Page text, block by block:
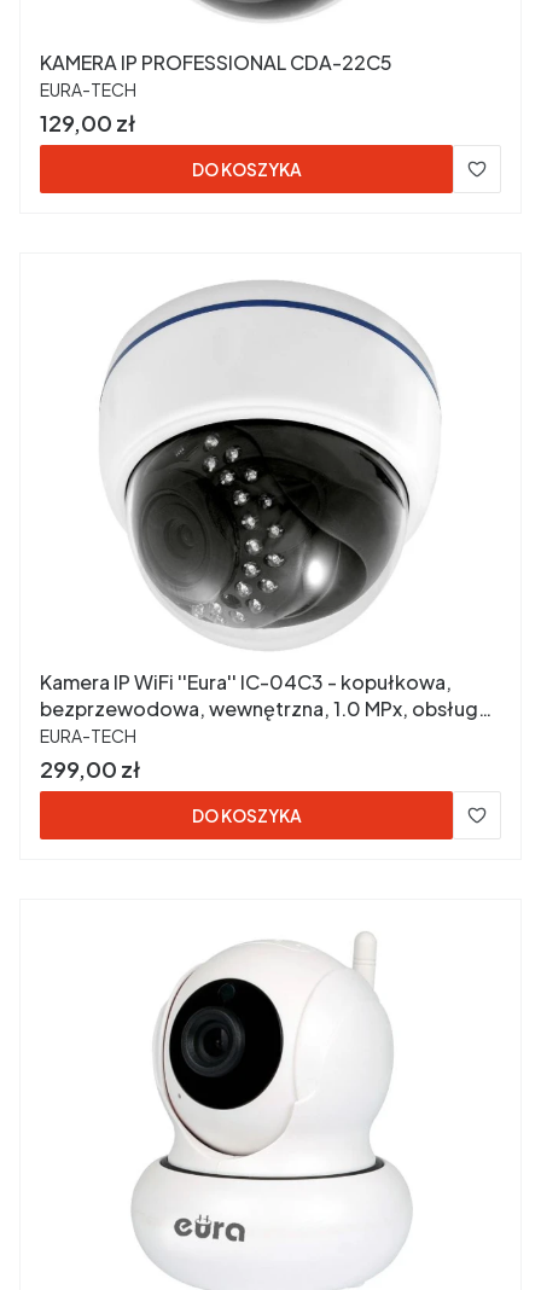
KAMERA IP PROFESSIONAL CDA-22C5
PRODUCENT
EURA-TECH
Cena
129,00 zł
DO KOSZYKA
Kamera IP WiFi ''Eura'' IC-04C3 - kopułkowa,
bezprzewodowa, wewnętrzna, 1.0 MPx, obsługa
kart SD
PRODUCENT
EURA-TECH
Cena
299,00 zł
DO KOSZYKA